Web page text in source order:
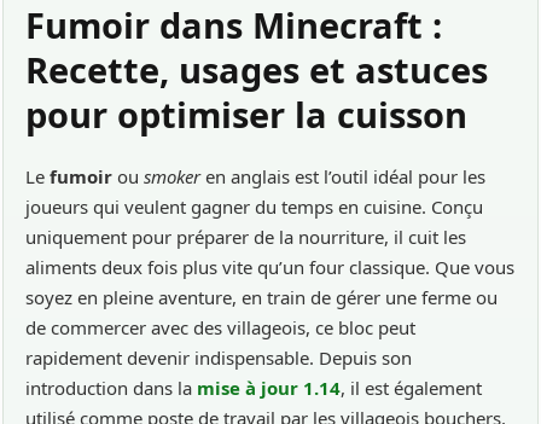
Fumoir dans Minecraft :
Recette, usages et astuces
pour optimiser la cuisson
Le fumoir ou smokeren anglais est l’outil idéal pour les
joueurs qui veulent gagner du temps en cuisine. Conçu
uniquement pour préparer de la nourriture, il cuit les
aliments deux fois plus vite qu’un four classique. Que vous
soyez en pleine aventure, en train de gérer une ferme ou
de commercer avec des villageois, ce bloc peut
rapidement devenir indispensable. Depuis son
introduction dans la mise à jour 1.14, il est également
utilisé comme poste de travail par les villageois bouchers,